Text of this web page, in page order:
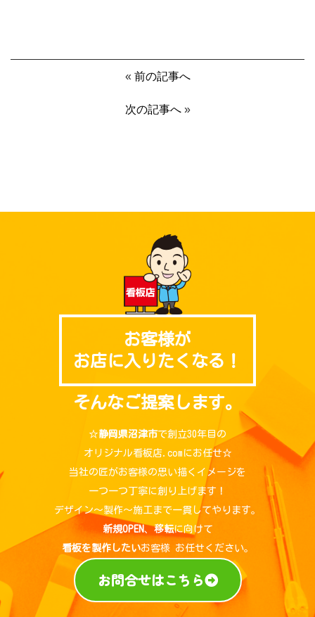
« 前の記事へ
次の記事へ»
お客様が
お店に入りたくなる！
そんなご提案します。
☆静岡県沼津市で創立30年目の
オリジナル看板店.comにお任せ☆
当社の匠がお客様の思い描くイメージを
一つ一つ丁寧に創り上げます！
デザイン～製作～施工まで一貫してやります。
新規OPEN、移転に向けて
看板を製作したいお客様 お任せください。
お問合せはこちら